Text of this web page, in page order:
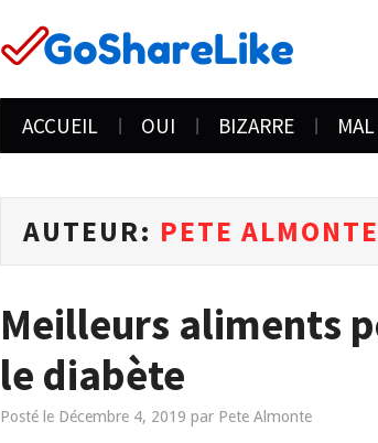
ACCUEIL OUI BIZARRE MAL
AUTEUR: PETE ALMONTE
Meilleurs aliments
le diabète
Posté le Décembre 4, 2019 par Pete Almonte